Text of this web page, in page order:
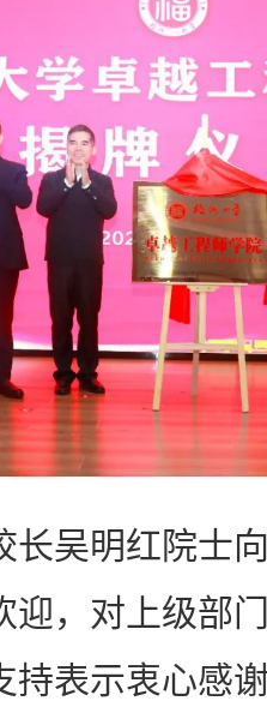
吴明红院士向
迎，对上级部
持表示衷心感